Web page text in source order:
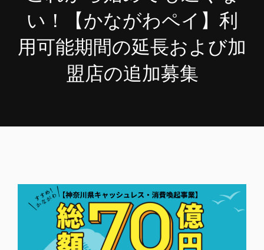
い！【かながわペイ】利
用可能期間の延長および加
盟店の追加募集